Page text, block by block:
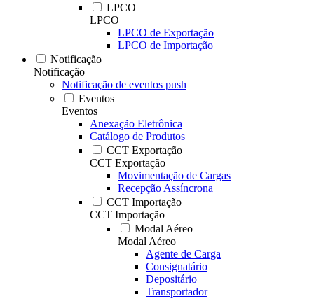
LPCO
LPCO
LPCO de Exportação
LPCO de Importação
Notificação
Notificação
Notificação de eventos push
Eventos
Eventos
Anexação Eletrônica
Catálogo de Produtos
CCT Exportação
CCT Exportação
Movimentação de Cargas
Recepção Assíncrona
CCT Importação
CCT Importação
Modal Aéreo
Modal Aéreo
Agente de Carga
Consignatário
Depositário
Transportador